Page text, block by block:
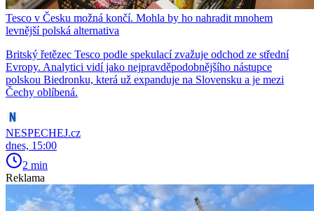
Tesco v Česku možná končí. Mohla by ho nahradit mnohem
levnější polská alternativa
Britský řetězec Tesco podle spekulací zvažuje odchod ze střední
Evropy. Analytici vidí jako nejpravděpodobnějšího nástupce
polskou Biedronku, která už expanduje na Slovensku a je mezi
Čechy oblíbená.
NESPECHEJ.cz
dnes, 15:00
2 min
Reklama